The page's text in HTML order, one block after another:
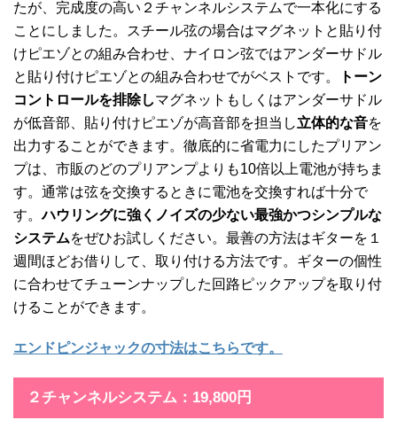
たが、完成度の高い２チャンネルシステムで一本化にする
ことにしました。スチール弦の場合はマグネットと貼り付
けピエゾとの組み合わせ、ナイロン弦ではアンダーサドル
と貼り付けピエゾとの組み合わせでがベストです。
トーン
コントロールを排除しマグネットもしくはアンダーサドル
が低音部、貼り付けピエゾが高音部を担当し立体的な音を
出力することができます。徹底的に省電力にしたプリアン
プは、市販のどのプリアンプよりも10倍以上電池が持ちま
す。通常は弦を交換するときに電池を交換すれば十分で
す。ハウリングに強くノイズの少ない最強かつシンプルな
システムをぜひお試しください。最善の方法はギターを１
週間ほどお借りして、取り付ける方法です。ギターの個性
に合わせてチューンナップした回路ピックアップを取り付
けることができます。
エンドピンジャックの寸法はこちらです。
２チャンネルシステム：19,800円